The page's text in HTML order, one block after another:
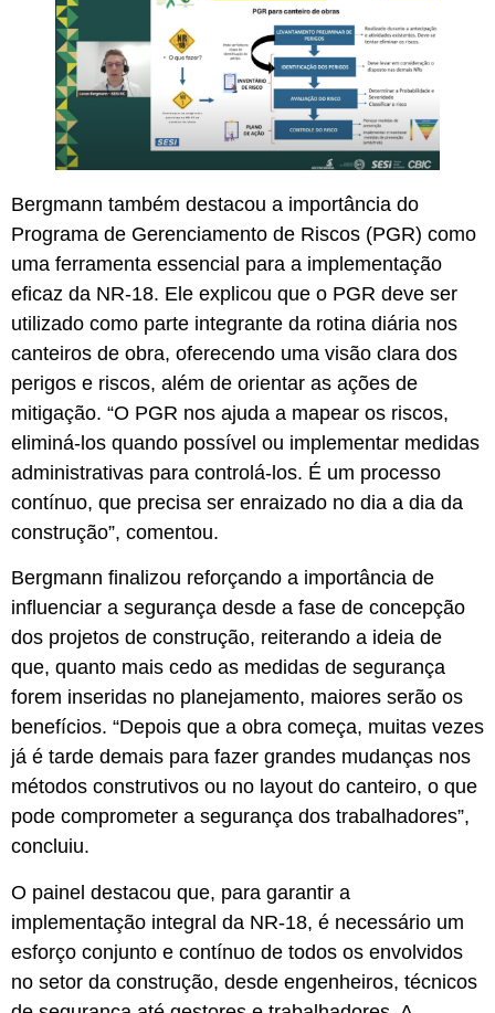
Bergmann também destacou a importância do
Programa de Gerenciamento de Riscos (PGR) como
uma ferramenta essencial para a implementação
eficaz da NR-18. Ele explicou que o PGR deve ser
utilizado como parte integrante da rotina diária nos
canteiros de obra, oferecendo uma visão clara dos
perigos e riscos, além de orientar as ações de
mitigação. “O PGR nos ajuda a mapear os riscos,
eliminá-los quando possível ou implementar medidas
administrativas para controlá-los. É um processo
contínuo, que precisa ser enraizado no dia a dia da
construção”, comentou.
Bergmann finalizou reforçando a importância de
influenciar a segurança desde a fase de concepção
dos projetos de construção, reiterando a ideia de
que, quanto mais cedo as medidas de segurança
forem inseridas no planejamento, maiores serão os
benefícios. “Depois que a obra começa, muitas vezes
já é tarde demais para fazer grandes mudanças nos
métodos construtivos ou no layout do canteiro, o que
pode comprometer a segurança dos trabalhadores”,
concluiu.
O painel destacou que, para garantir a
implementação integral da NR-18, é necessário um
esforço conjunto e contínuo de todos os envolvidos
no setor da construção, desde engenheiros, técnicos